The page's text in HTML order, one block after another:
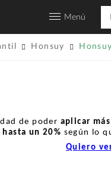
Menú
Honsuy
de poder aplicar
hasta un 20% según lo
Quiero